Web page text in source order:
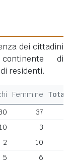
dei cittadini
di
residenti.
Femmine
Totale
37
10 3
2 10
5 6